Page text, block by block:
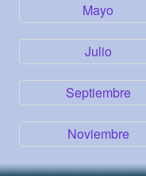
Mayo
Julio
Septiembre
Noviembre